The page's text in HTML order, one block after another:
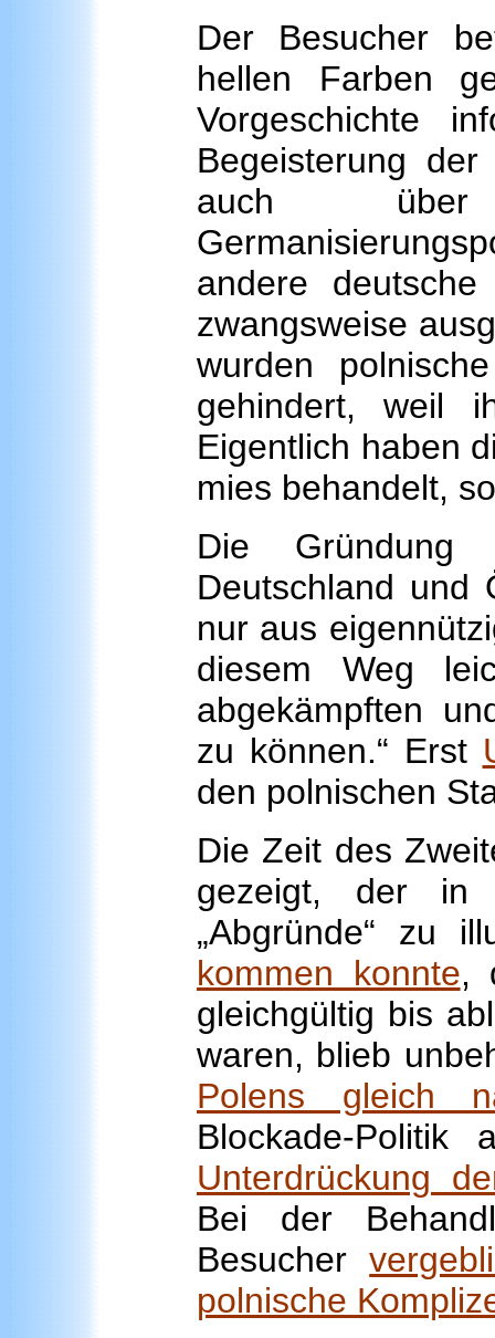
Der Besucher
hellen Farben
Vorgeschichte
Begeisterung
auch über
andere
zwangsweise
wurden
gehindert, weil
Eigentlich haben
mies behandelt,
Die Gründung
Deutschland und
nur aus
diesem Weg
abgekämpften
zu können.“ Erst
den polnischen
Die Zeit des
gezeigt, der in
„Abgründe“ zu
kommen konnte,
gleichgültig bis
waren, blieb
Polens gleich
Blockade-Politik
Unterdrückung
Bei der
Besucher
polnische